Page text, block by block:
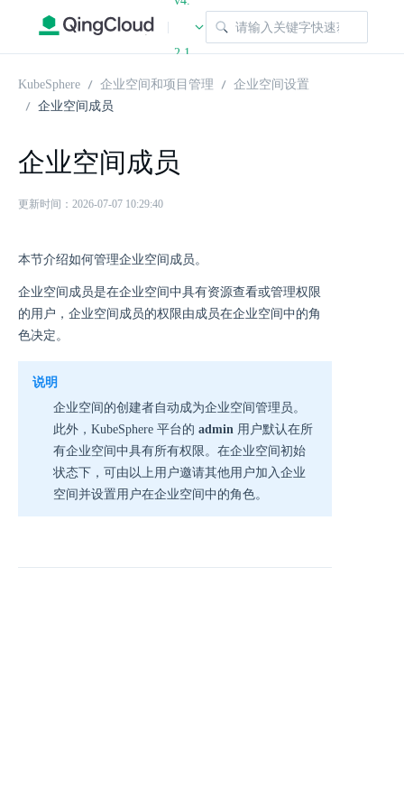
|
2.1
KubeSphere 企业空间和项目管理
企业空间设置
企业空间成员
企业空间成员
更新时间：2026-07-07 10:29:40
本节介绍如何管理企业空间成员。
企业空间成员是在企业空间中具有资源查看或管理权限
的用户，企业空间成员的权限由成员在企业空间中的角
色决定。
说明
企业空间的创建者自动成为企业空间管理员。
此外，KubeSphere 平台的 admin 用户默认在所
有企业空间中具有所有权限。在企业空间初始
状态下，可由以上用户邀请其他用户加入企业
空间并设置用户在企业空间中的角色。